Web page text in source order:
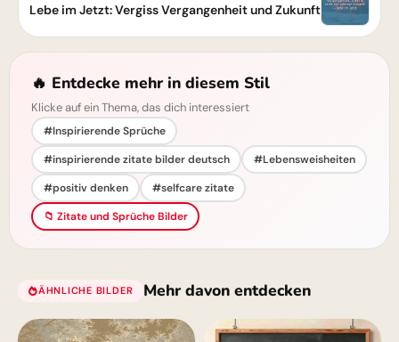
Lebe im Jetzt: Vergiss Vergangenheit und Zukunft
🔥 Entdecke mehr in diesem Stil
Klicke auf ein Thema, das dich interessiert
#Inspirierende Sprüche
#inspirierende zitate bilder deutsch
#Lebensweisheiten
#positiv denken
#selfcare zitate
📁 Zitate und Sprüche Bilder
ÄHNLICHE BILDER Mehr davon entdecken